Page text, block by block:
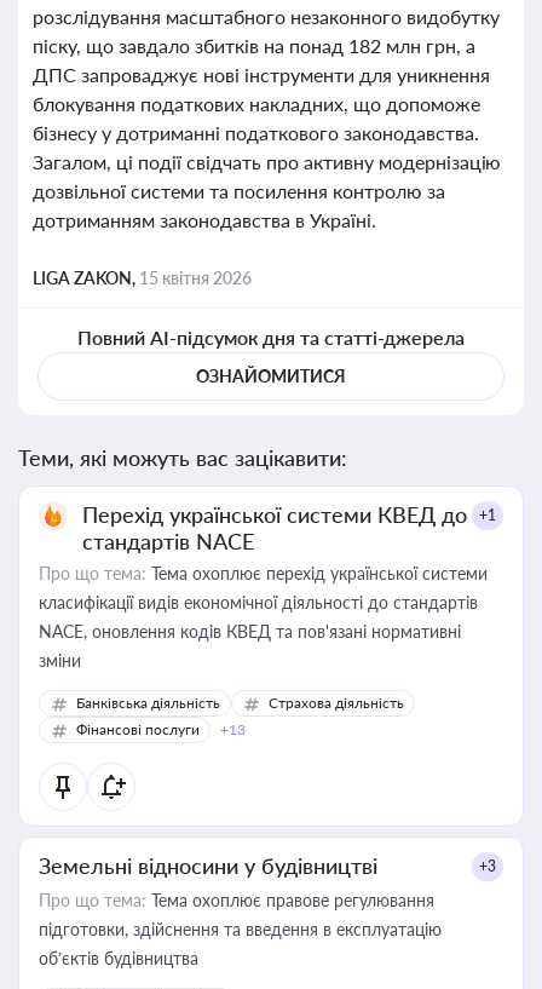
розслідування масштабного незаконного видобутку
піску, що завдало збитків на понад 182 млн грн, а
ДПС запроваджує нові інструменти для уникнення
блокування податкових накладних, що допоможе
бізнесу у дотриманні податкового законодавства.
Загалом, ці події свідчать про активну модернізацію
дозвільної системи та посилення контролю за
дотриманням законодавства в Україні.
LIGA ZAKON, 15 квітня 2026
Повний AI-підсумок дня та статті-джерела
ОЗНАЙОМИТИСЯ
Теми, які можуть вас зацікавити:
Перехід української системи КВЕД до
стандартів NACE
+1
Про що тема: Тема охоплює перехід української системи
класифікації видів економічної діяльності до стандартів
NACE, оновлення кодів КВЕД та пов'язані нормативні
зміни
Банківська діяльність
Страхова діяльність
Фінансові послуги
+13
Земельні відносини у будівництві +3
Про що тема: Тема охоплює правове регулювання
підготовки, здійснення та введення в експлуатацію
об’єктів будівництва